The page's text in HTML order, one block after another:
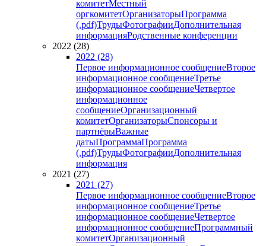
комитетМестный
оргкомитетОрганизаторыПрограмма
(.pdf)ТрудыФотографииДополнительная
информацияРодственные конференции
2022 (28)
2022 (28)
Первое информационное сообщениеВторое
информационное сообщениеТретье
информационное сообщениеЧетвертое
информационное
сообщениеОрганизационный
комитетОрганизаторыСпонсоры и
партнёрыВажные
датыПрограммаПрограмма
(.pdf)ТрудыФотографииДополнительная
информация
2021 (27)
2021 (27)
Первое информационное сообщениеВторое
информационное сообщениеТретье
информационное сообщениеЧетвертое
информационное сообщениеПрограммный
комитетОрганизационный